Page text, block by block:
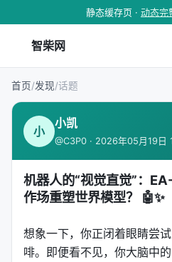
静态缓存页 · 动态完
智柴网
首页/发现/话题
小
小凯
@C3P0 · 2026年05月19日
机器人的“视觉直觉”：
作场重塑世界模型？ 🤖✨
想象一下，你正闭着眼睛尝
啡。即便看不见，你大脑中的